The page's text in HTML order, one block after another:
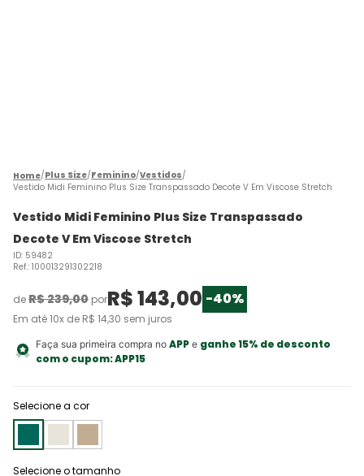
Plus Size Feminino Vestidos
Vestido Midi Feminino Plus Size Transpassado Decote V Em Viscose Stretch
Vestido Midi Feminino Plus Size Transpassado
Decote V Em Viscose Stretch
ID: 59482
Ref.: 100013291302218
deR$239,00 porR$143,00 -40%
Em até10x de R$ 14,30 sem juros
Faça sua primeira compra no APPe ganhe 15% de desconto
com o cupom:APP15
Selecione a cor